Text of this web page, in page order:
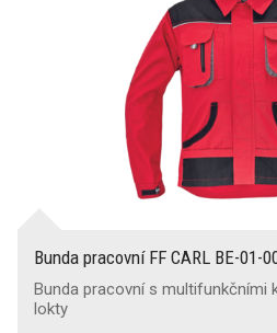
Bunda pracovní FF CARL BE-01-
Bunda pracovní s multifunkčními
lokty